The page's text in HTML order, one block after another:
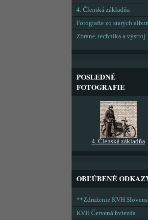
4. Členská základňa
Fotografie zo starých
Zbrane, technika a výstroj
POSLEDNÉ
FOTOGRAFIE
4. Členská základňa
OBĽÚBENÉ
**Združenie KVH
KVH Červená hviezda